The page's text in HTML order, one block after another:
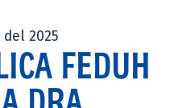
2025
FEDUH